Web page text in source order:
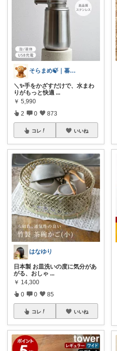
そらまめ🍃｜暮らしの便利グッズ
＼✨手をかざすだけで、水まわ
りがもっと快適 ...
￥ 5,990
2 0 873
コレ いいね
はなゆり
日本製 お皿洗いの度に気分があ
がる、おしゃ ...
￥ 14,300
0 0 85
コレ いいね